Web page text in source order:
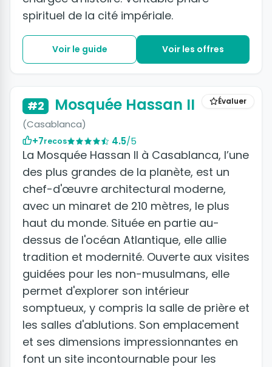
spirituel de la cité impériale.
Voir le guide Voir les offres
Évaluer
#2 Mosquée Hassan II
(Casablanca)
+7recos 4.5/5
La Mosquée Hassan II à Casablanca, l’une
des plus grandes de la planète, est un
chef-d'œuvre architectural moderne,
avec un minaret de 210 mètres, le plus
haut du monde. Située en partie au-
dessus de l'océan Atlantique, elle allie
tradition et modernité. Ouverte aux visites
guidées pour les non-musulmans, elle
permet d'explorer son intérieur
somptueux, y compris la salle de prière et
les salles d'ablutions. Son emplacement
et ses dimensions impressionnantes en
font un site incontournable pour les